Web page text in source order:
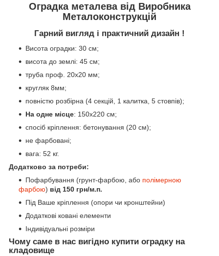
Оградка металева від Виробника
Металоконструкцій
Гарний вигляд і практичний дизайн !
Висота оградки: 30 см;
висота до землі: 45 см;
труба проф. 20х20 мм;
кругляк 8мм;
повністю розбірна (4 секцій, 1 калитка, 5 стовпів);
На одне місце: 150х220 см;
спосіб кріплення: бетонування (20 см);
не фарбовані;
вага: 52 кг.
Додатково за потреби:
Пофарбування (грунт-фарбою, або полімерною
фарбою) від 150 грн/м.п.
Під Ваше кріплення (опори чи кронштейни)
Додаткові ковані елементи
Індивідуальні розміри
Чому саме в нас вигідно купити оградку на
кладовище